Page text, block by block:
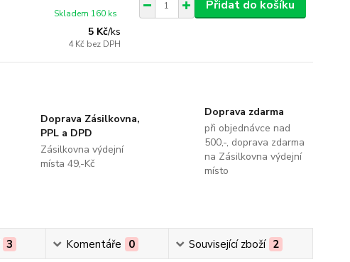
5 Kč/ks
4 Kč bez DPH
Skladem 160 ks
Přidat do košíku
Doprava Zásilkovna,
PPL a DPD
Zásilkovna výdejní
místa 49,-Kč
Doprava zdarma
při objednávce nad
500,-, doprava zdarma
na Zásilkovna výdejní
místo
3 Komentáře 0 Související zboží 2